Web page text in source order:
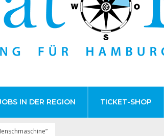
IN DER REGION TICKET-SHOP